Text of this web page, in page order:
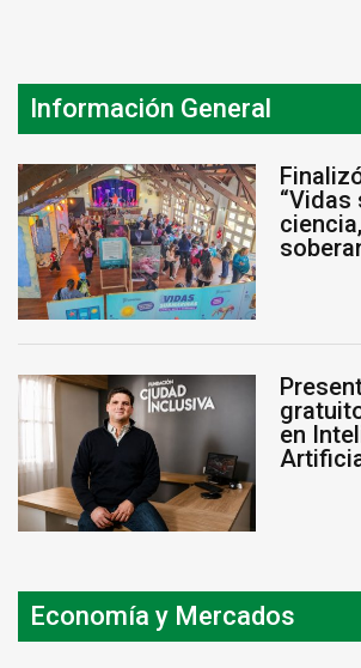
Información General
“Vidas
en
Economía y Mercados